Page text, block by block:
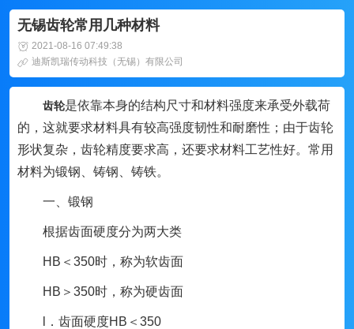
无锡齿轮常用几种材料
2021-08-16 07:49:38
迪斯凯瑞传动科技（无锡）有限公司
齿轮是依靠本身的结构尺寸和材料强度来承受外载荷
的，这就要求材料具有较高强度韧性和耐磨性；由于齿轮
形状复杂，齿轮精度要求高，还要求材料工艺性好。常用
材料为锻钢、铸钢、铸铁。
一、锻钢
根据齿面硬度分为两大类
HB＜350时，称为软齿面
HB＞350时，称为硬齿面
l．齿面硬度HB＜350